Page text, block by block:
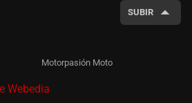
SUBIR
Motorpasión Moto
Webedia